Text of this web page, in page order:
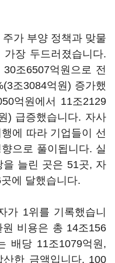
가 부양 정책과 맞물
장 두드러졌습니다.
30조6507억원으로 전
조3084억원) 증가했
억원에서 11조2129
) 급증했습니다. 자사
에 따라 기업들이 선
으로 풀이됩니다. 실
늘린 곳은 51곳, 자
곳에 달했습니다.
가 1위를 기록했습니
원 비용은 총 14조156
배당 11조1079억원 ,
산한 금액입니다. 100